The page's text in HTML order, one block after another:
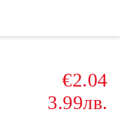
€2.04
3.99лв.